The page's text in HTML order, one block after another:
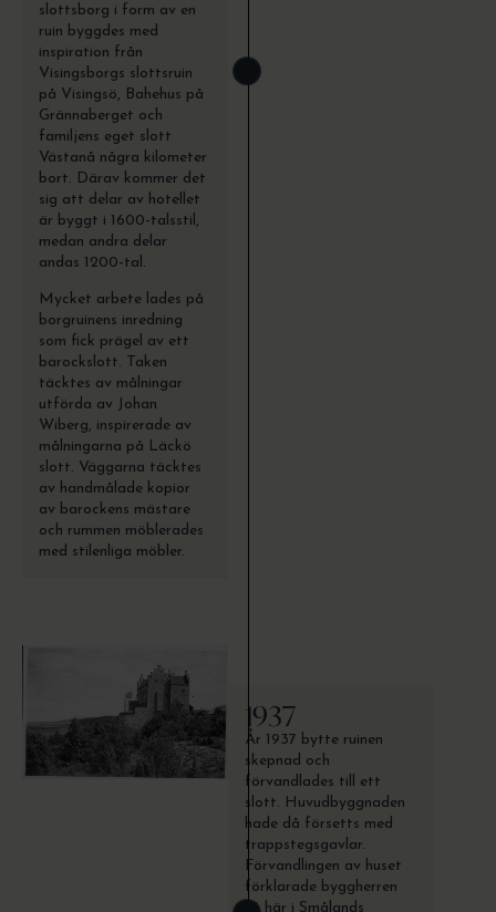
slottsborg i form av en
ruin byggdes med
inspiration från
Visingsborgs slottsruin
på Visingsö, Bahehus på
Grännaberget och
familjens eget slott
Västanå några kilometer
bort. Därav kommer det
sig att delar av hotellet
är byggt i 1600-talsstil,
medan andra delar
andas 1200-tal.
Mycket arbete lades på
borgruinens inredning
som fick prägel av ett
barockslott. Taken
täcktes av målningar
utförda av Johan
Wiberg, inspirerade av
målningarna på Läckö
slott. Väggarna täcktes
av handmålade kopior
av barockens mästare
och rummen möblerades
med stilenliga möbler.
1937
År 1937 bytte ruinen
skepnad och
förvandlades till ett
slott. Huvudbyggnaden
hade då försetts med
trappstegsgavlar.
Förvandlingen av huset
förklarade byggherren
så här i Smålands